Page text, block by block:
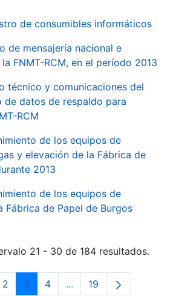
de consumibles informáticos
de mensajería nacional e
FNMT-RCM, en el período 2013
técnico y comunicaciones del
datos de respaldo para
RCM
de los equipos de
y elevación de la Fábrica de
2013
de los equipos de
Fábrica de Papel de Burgos
21 - 30 de 184 resultados.
Páxina
2 Páxina
3 Páxina
4 ...Páxinas intermedias
Páxina
19